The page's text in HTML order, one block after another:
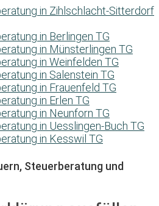
in Zihlschlacht-Sitterdorf
in Berlingen TG
in Münsterlingen TG
in Weinfelden TG
in Salenstein TG
in Frauenfeld TG
in Erlen TG
in Neunforn TG
in Uesslingen-Buch TG
in Kesswil TG
Steuerberatung und